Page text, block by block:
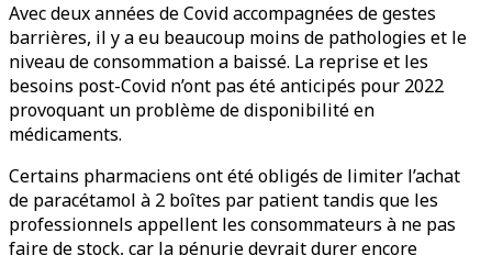
Avec deux années de Covid accompagnées de gestes
barrières, il y a eu beaucoup moins de pathologies et le
niveau de consommation a baissé. La reprise et les
besoins post-Covid n’ont pas été anticipés pour 2022
provoquant un problème de disponibilité en
médicaments.
Certains pharmaciens ont été obligés de limiter l’achat
de paracétamol à 2 boîtes par patient tandis que les
professionnels appellent les consommateurs à ne pas
faire de stock, car la pénurie devrait durer encore